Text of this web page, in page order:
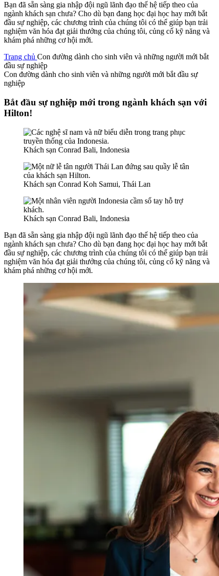
Bạn đã sẵn sàng gia nhập đội ngũ lãnh đạo thế hệ tiếp theo của
ngành khách sạn chưa? Cho dù bạn đang học đại học hay mới bắt
đầu sự nghiệp, các chương trình của chúng tôi có thể giúp bạn trải
nghiệm văn hóa đạt giải thưởng của chúng tôi, củng cố kỹ năng và
khám phá những cơ hội mới.
Trang chủ Con đường dành cho sinh viên và những người mới bắt
đầu sự nghiệp
Con đường dành cho sinh viên và những người mới bắt đầu sự
nghiệp
Bắt đầu sự nghiệp mới trong ngành khách sạn với
Hilton!
Khách sạn Conrad Bali, Indonesia
Khách sạn Conrad Koh Samui, Thái Lan
Khách sạn Conrad Bali, Indonesia
Bạn đã sẵn sàng gia nhập đội ngũ lãnh đạo thế hệ tiếp theo của
ngành khách sạn chưa? Cho dù bạn đang học đại học hay mới bắt
đầu sự nghiệp, các chương trình của chúng tôi có thể giúp bạn trải
nghiệm văn hóa đạt giải thưởng của chúng tôi, củng cố kỹ năng và
khám phá những cơ hội mới.